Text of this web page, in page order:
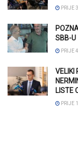
PRIJE
SBB-U
PRIJE
VELIKI
LISTE
PRIJE